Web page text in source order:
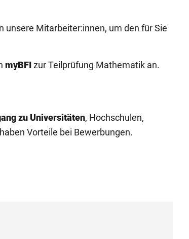
unsere Mitarbeiter:innen, um den für Sie
myBFIzur Teilprüfung Mathematik an.
zu Universitäten, Hochschulen,
Vorteile bei Bewerbungen.